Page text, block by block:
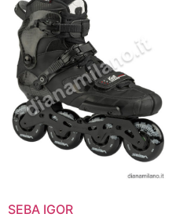
SEBA IGOR